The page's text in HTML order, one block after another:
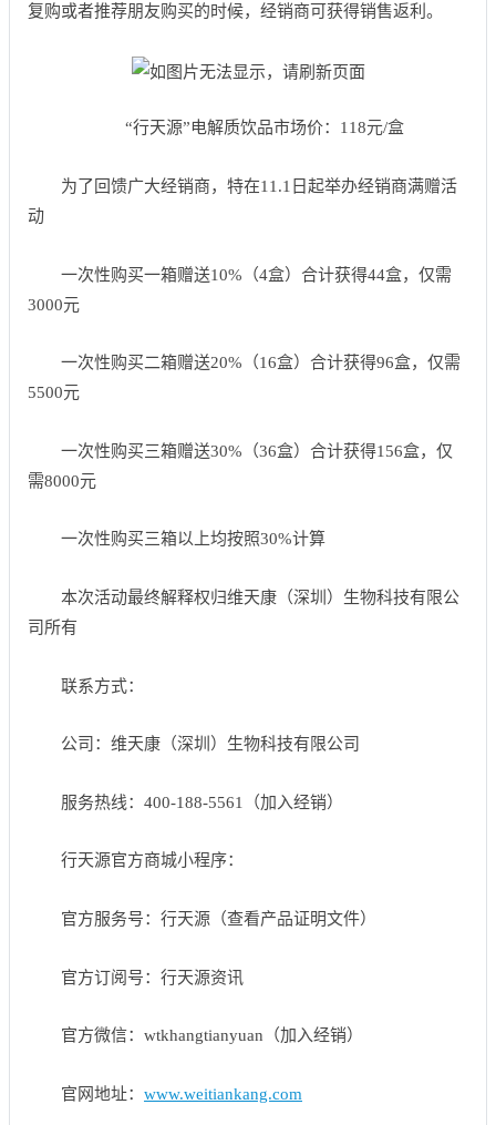
复购或者推荐朋友购买的时候，经销商可获得销售返利。
“行天源”电解质饮品市场价：118元/盒
为了回馈广大经销商，特在11.1日起举办经销商满赠活
动
一次性购买一箱赠送10%（4盒）合计获得44盒，仅需
3000元
一次性购买二箱赠送20%（16盒）合计获得96盒，仅需
5500元
一次性购买三箱赠送30%（36盒）合计获得156盒，仅
需8000元
一次性购买三箱以上均按照30%计算
本次活动最终解释权归维天康（深圳）生物科技有限公
司所有
联系方式：
公司：维天康（深圳）生物科技有限公司
服务热线：400-188-5561（加入经销）
行天源官方商城小程序：
官方服务号：行天源（查看产品证明文件）
官方订阅号：行天源资讯
官方微信：wtkhangtianyuan（加入经销）
官网地址： www.weitiankang.com